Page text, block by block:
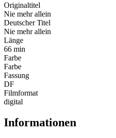
Originaltitel
Nie mehr allein
Deutscher Titel
Nie mehr allein
Länge
66 min
Farbe
Farbe
Fassung
DF
Filmformat
digital
Informationen